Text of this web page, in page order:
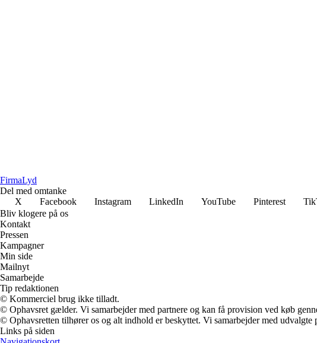
FirmaLyd
Del med omtanke
X
Facebook Instagram LinkedIn YouTube Pinterest
Bliv klogere på os
Kontakt
Pressen
Kampagner
Min side
Mailnyt
Samarbejde
Tip redaktionen
© Kommerciel brug ikke tilladt.
© Ophavsret gælder. Vi samarbejder med partnere og kan få provision ved køb
© Ophavsretten tilhører os og alt indhold er beskyttet. Vi samarbejder med
Links på siden